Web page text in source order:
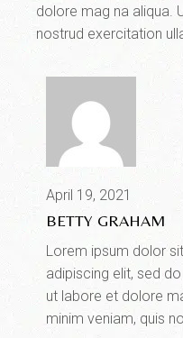
dolore mag na aliqua.
nostrud exercitation
April 19, 2021
BETTY GRAHAM
Lorem ipsum dolor
adipiscing elit, sed
ut labore et dolore
minim veniam, quis